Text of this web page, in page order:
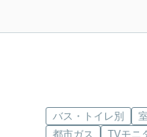
バス・トイレ別
都市ガス
TVモニ